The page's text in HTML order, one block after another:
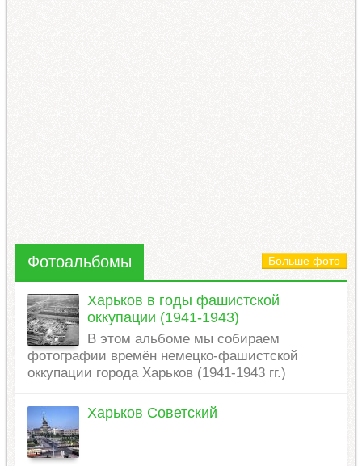
Фотоальбомы Больше фото
Харьков в годы фашистской
оккупации (1941-1943)
В этом альбоме мы собираем
фотографии времён немецко-фашистской
оккупации города Харьков (1941-1943 гг.)
Харьков Советский